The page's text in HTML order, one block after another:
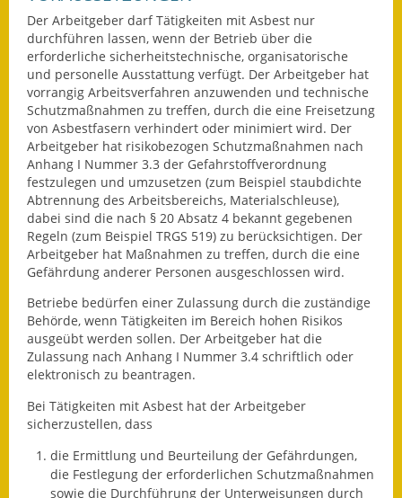
Eröffnungsbilanz
Getrennte
Abwassergebühr
Grundsteuerreform
Haushaltspläne
Jahresabschlüsse
Wasserversorgung
Heiraten in Notzingen
Mitarbeiter
Notruftafel
Was erledige ich wo?
Der Arbeitgeber darf Tätigkeiten mit Asbest nur
durchführen lassen, wenn der Betrieb über die
erforderliche sicherheitstechnische, organisatorische
und personelle Ausstattung verfügt. Der Arbeitgeber hat
vorrangig Arbeitsverfahren anzuwenden und technische
Schutzmaßnahmen zu treffen, durch die eine Freisetzung
von Asbestfasern verhindert oder minimiert wird. Der
Arbeitgeber hat risikobezogen Schutzmaßnahmen nach
Anhang I Nummer 3.3 der Gefahrstoffverordnung
festzulegen und umzusetzen (zum Beispiel staubdichte
Abtrennung des Arbeitsbereichs, Materialschleuse),
dabei sind die nach § 20 Absatz 4 bekannt gegebenen
Regeln (zum Beispiel TRGS 519) zu berücksichtigen. Der
Arbeitgeber hat Maßnahmen zu treffen, durch die eine
Gefährdung anderer Personen ausgeschlossen wird.
Betriebe bedürfen einer Zulassung durch die zuständige
Behörde, wenn Tätigkeiten im Bereich hohen Risikos
ausgeübt werden sollen. Der Arbeitgeber hat die
Zulassung nach Anhang I Nummer 3.4 schriftlich oder
elektronisch zu beantragen.
Bei Tätigkeiten mit Asbest hat der Arbeitgeber
sicherzustellen, dass
die Ermittlung und Beurteilung der Gefährdungen,
die Festlegung der erforderlichen Schutzmaßnahmen
sowie die Durchführung der Unterweisungen durch